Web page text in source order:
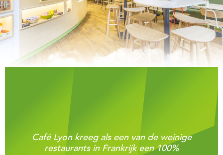
Café Lyon kreeg als een van de weinige
restaurants in Frankrijk een 100%